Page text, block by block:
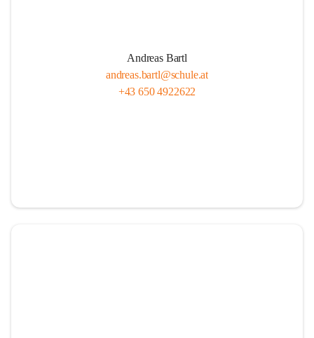
Andreas Bartl
andreas.bartl@schule.at
+43 650 4922622